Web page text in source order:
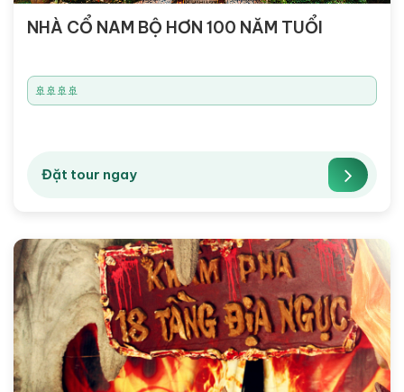
NHÀ CỔ NAM BỘ HƠN 100 NĂM TUỔI
🚢🚢🚢🚢
Đặt tour ngay